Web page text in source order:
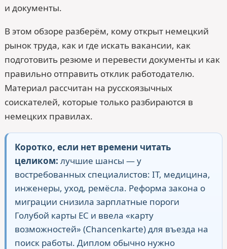
и документы.
В этом обзоре разберём, кому открыт немецкий
рынок труда, как и где искать вакансии, как
подготовить резюме и перевести документы и как
правильно отправить отклик работодателю.
Материал рассчитан на русскоязычных
соискателей, которые только разбираются в
немецких правилах.
Коротко, если нет времени читать
целиком: лучшие шансы — у
востребованных специалистов: IT, медицина,
инженеры, уход, ремёсла. Реформа закона о
миграции снизила зарплатные пороги
Голубой карты ЕС и ввела «карту
возможностей» (Chancenkarte) для въезда на
поиск работы. Диплом обычно нужно